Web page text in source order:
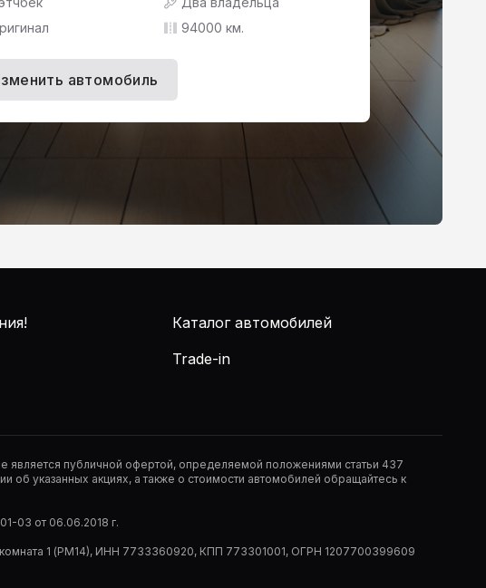
94000 км.
автомобиль
Каталог автомобилей
Trade-in
является публичной офертой, определяемой положениями статьи 437
указанных акциях, а также о стоимости автомобилей обращайтесь к
03 от 06.06.2018 г.
комната 1 (РМ14), ИНН 7733360920, КПП 773301001, ОГРН 1207700399609